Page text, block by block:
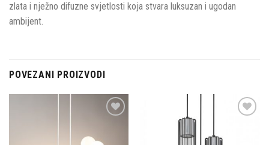
zlata i nježno difuzne svjetlosti koja stvara luksuzan i ugodan
ambijent.
POVEZANI PROIZVODI